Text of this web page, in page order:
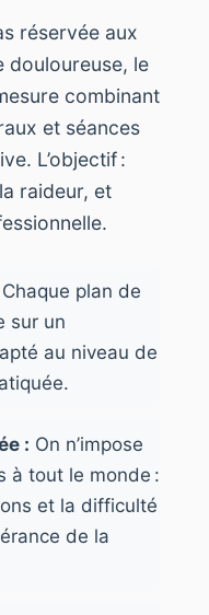
réservée aux
douloureuse, le
combinant
et séances
L’objectif :
raideur, et
Chaque plan de
sur un
au niveau de
: On n’impose
à tout le monde :
et la difficulté
de la